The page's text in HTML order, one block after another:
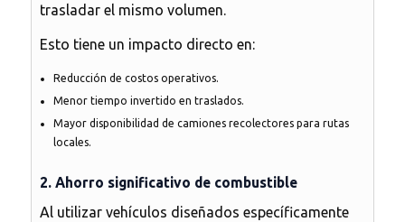
trasladar el mismo volumen.
Esto tiene un impacto directo en:
Reducción de costos operativos.
Menor tiempo invertido en traslados.
Mayor disponibilidad de camiones recolectores para rutas
locales.
2. Ahorro significativo de combustible
Al utilizar vehículos diseñados específicamente